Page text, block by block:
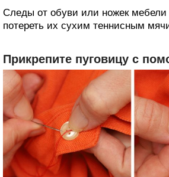
Следы от обуви или ножек мебели
потереть их сухим теннисным
Прикрепите пуговицу с